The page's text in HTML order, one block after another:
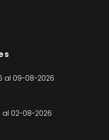
al 09-08-2026
al 02-08-2026